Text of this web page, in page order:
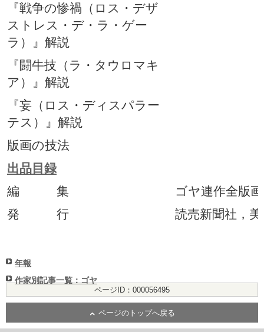
『戦争の惨禍（ロス・デザ
ストレス・デ・ラ・ゲー
ラ）』解説
『闘牛技（ラ・タウロマキ
ア）』解説
『妄（ロス・ディスパラー
テス）』解説
版画の技法
出品目録
編 集
ゴヤ連作全版
発 行
読売新聞社，
年報
作家別記事一覧：ゴヤ
ページID：000056495
ページのトップへ戻る